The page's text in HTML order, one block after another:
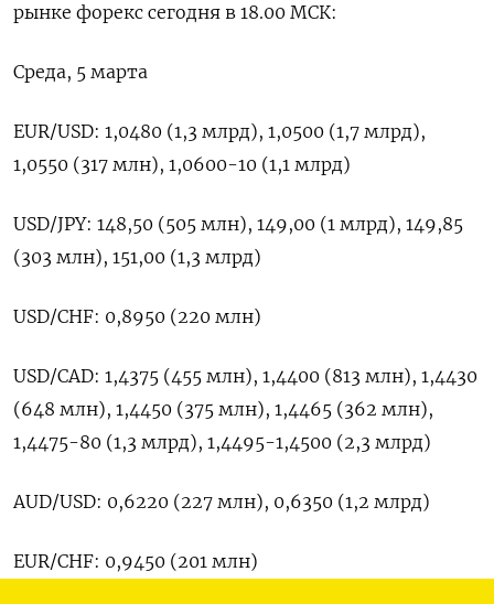
рынке форекс сегодня в 18.00 МСК:
Среда, 5 марта
EUR/USD: 1,0480 (1,3 млрд), 1,0500 (1,7 млрд),
1,0550 (317 млн), 1,0600-10 (1,1 млрд)
USD/JPY: 148,50 (505 млн), 149,00 (1 млрд), 149,85
(303 млн), 151,00 (1,3 млрд)
USD/CHF: 0,8950 (220 млн)
USD/CAD: 1,4375 (455 млн), 1,4400 (813 млн), 1,4430
(648 млн), 1,4450 (375 млн), 1,4465 (362 млн),
1,4475-80 (1,3 млрд), 1,4495-1,4500 (2,3 млрд)
AUD/USD: 0,6220 (227 млн), 0,6350 (1,2 млрд)
EUR/CHF: 0,9450 (201 млн)